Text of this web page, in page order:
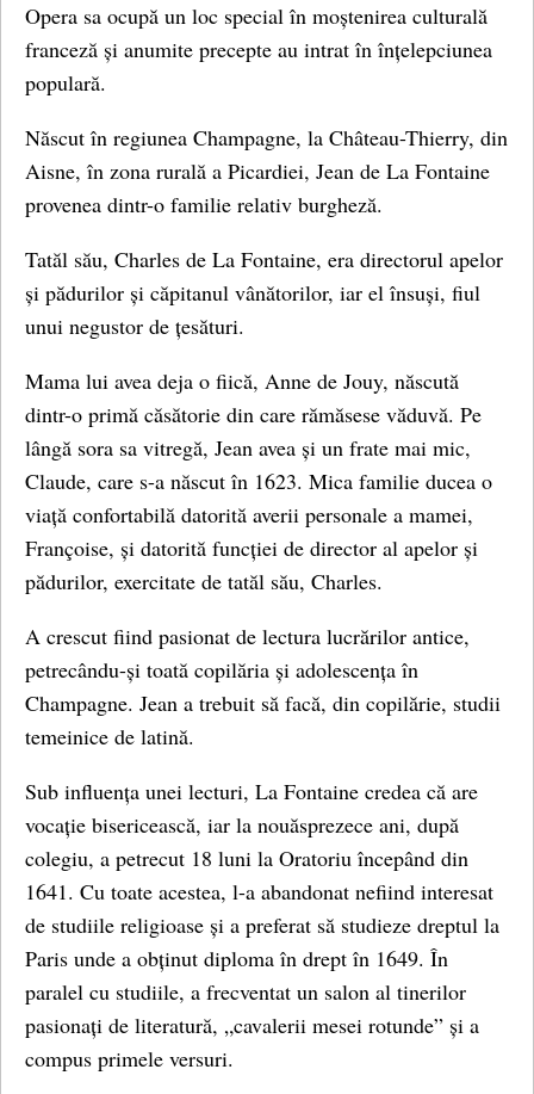
Opera sa ocupă un loc special în moștenirea culturală
franceză și anumite precepte au intrat în înțelepciunea
populară.
Născut în regiunea Champagne, la Château-Thierry, din
Aisne, în zona rurală a Picardiei, Jean de La Fontaine
provenea dintr-o familie relativ burgheză.
Tatăl său, Charles de La Fontaine, era directorul apelor
și pădurilor și căpitanul vânătorilor, iar el însuși, fiul
unui negustor de țesături.
Mama lui avea deja o fiică, Anne de Jouy, născută
dintr-o primă căsătorie din care rămăsese văduvă. Pe
lângă sora sa vitregă, Jean avea și un frate mai mic,
Claude, care s-a născut în 1623. Mica familie ducea o
viață confortabilă datorită averii personale a mamei,
Françoise, și datorită funcției de director al apelor și
pădurilor, exercitate de tatăl său, Charles.
A crescut fiind pasionat de lectura lucrărilor antice,
petrecându-și toată copilăria și adolescența în
Champagne. Jean a trebuit să facă, din copilărie, studii
temeinice de latină.
Sub influența unei lecturi, La Fontaine credea că are
vocație bisericească, iar la nouăsprezece ani, după
colegiu, a petrecut 18 luni la Oratoriu începând din
1641. Cu toate acestea, l-a abandonat nefiind interesat
de studiile religioase și a preferat să studieze dreptul la
Paris unde a obținut diploma în drept în 1649. În
paralel cu studiile, a frecventat un salon al tinerilor
pasionați de literatură, „cavalerii mesei rotunde” și a
compus primele versuri.